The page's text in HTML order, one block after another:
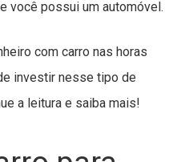
você possui um automóvel.
com carro nas horas
investir nesse tipo de
a leitura e saiba mais!